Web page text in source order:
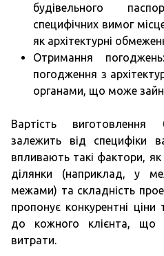
будівельного
специфічних вимог
як архітектурні
Отримання
погодження з
органами, що може
Вартість виготовлення
залежить від специфіки
впливають такі фактори,
ділянки (наприклад, у
межами) та складність
пропонує конкурентні ціни
до кожного клієнта, що
витрати.